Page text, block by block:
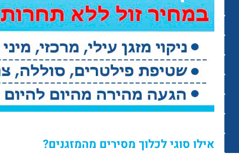
אילו סוגי לכלוך מסירים מהמזגנים?